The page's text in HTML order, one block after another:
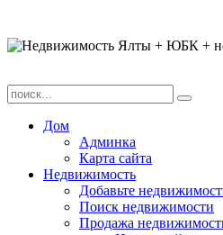
Дом
Админка
Карта сайта
Недвижимость
Добавьте
Поиск недвижимости
Продажа